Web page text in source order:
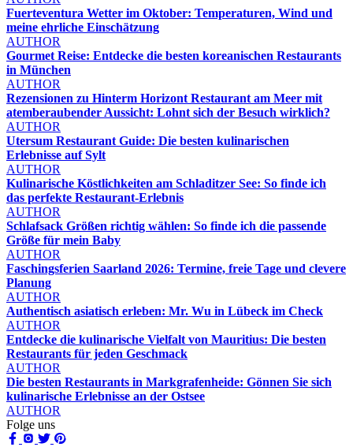
Fuerteventura Wetter im Oktober: Temperaturen, Wind und
meine ehrliche Einschätzung
AUTHOR
Gourmet Reise: Entdecke die besten koreanischen Restaurants
in München
AUTHOR
Rezensionen zu Hinterm Horizont Restaurant am Meer mit
atemberaubender Aussicht: Lohnt sich der Besuch wirklich?
AUTHOR
Utersum Restaurant Guide: Die besten kulinarischen
Erlebnisse auf Sylt
AUTHOR
Kulinarische Köstlichkeiten am Schladitzer See: So finde ich
das perfekte Restaurant-Erlebnis
AUTHOR
Schlafsack Größen richtig wählen: So finde ich die passende
Größe für mein Baby
AUTHOR
Faschingsferien Saarland 2026: Termine, freie Tage und clevere
Planung
AUTHOR
Authentisch asiatisch erleben: Mr. Wu in Lübeck im Check
AUTHOR
Entdecke die kulinarische Vielfalt von Mauritius: Die besten
Restaurants für jeden Geschmack
AUTHOR
Die besten Restaurants in Markgrafenheide: Gönnen Sie sich
kulinarische Erlebnisse an der Ostsee
AUTHOR
Folge uns